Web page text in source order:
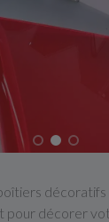
pour décorer